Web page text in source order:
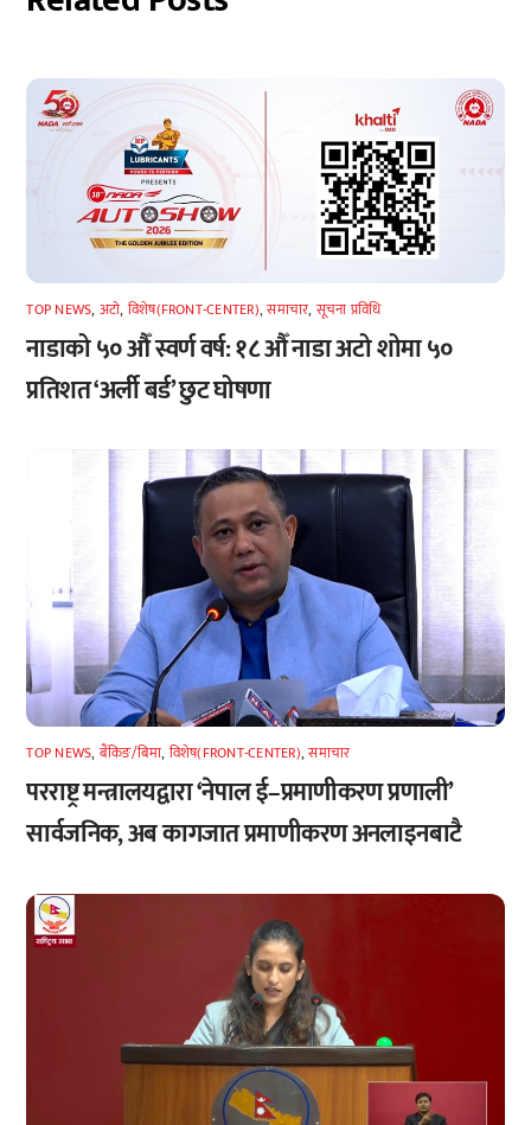
TOP NEWS, अटाे, विशेष(FRONT-CENTER),समाचार, सूचना प्रविधि
नाडाको ५० औँ स्वर्ण वर्ष: १८ औँ नाडा अटो शोमा ५०
प्रतिशत ‘अर्ली बर्ड’ छुट घोषणा
TOP NEWS, बैंकिङ/बिमा, विशेष(FRONT-CENTER),समाचार
परराष्ट्र मन्त्रालयद्वारा ‘नेपाल ई–प्रमाणीकरण प्रणाली’
सार्वजनिक, अब कागजात प्रमाणीकरण अनलाइनबाटै